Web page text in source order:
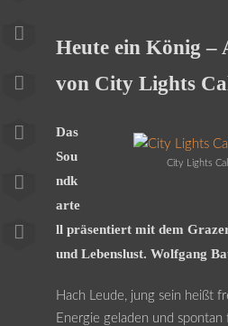
Heute ein König –
von City Lights
City Lights
Das
Sou
ndk
arte
ll präsentiert mit dem
und Lebenslust. Wolfgang
Hach Leude, jung sein heißt
Energie geladen und spontan